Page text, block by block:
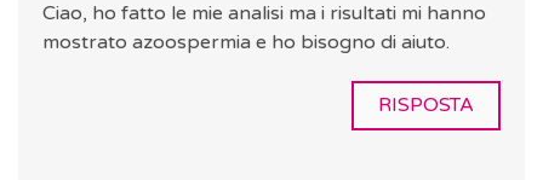
Ciao, ho fatto le mie analisi ma i risultati mi hanno
mostrato azoospermia e ho bisogno di aiuto.
RISPOSTA